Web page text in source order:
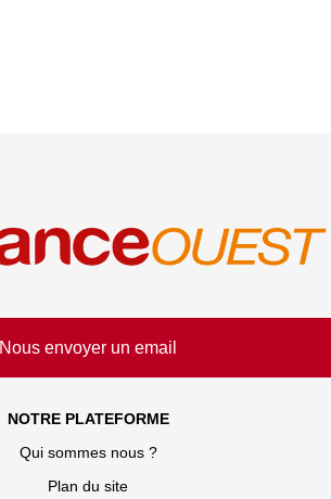
Nous envoyer un email
NOTRE PLATEFORME
Qui sommes nous ?
Plan du site